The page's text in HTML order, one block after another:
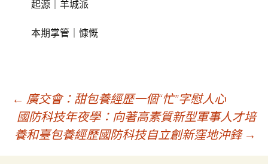
起源｜羊城派
本期掌管｜慷慨
文
章
← 廣交會：甜包養經歷一個“忙”字慰人心
國防科技年夜學：向著高素質新型軍事人才培
養和臺包養經歷國防科技自立創新窪地沖鋒 →